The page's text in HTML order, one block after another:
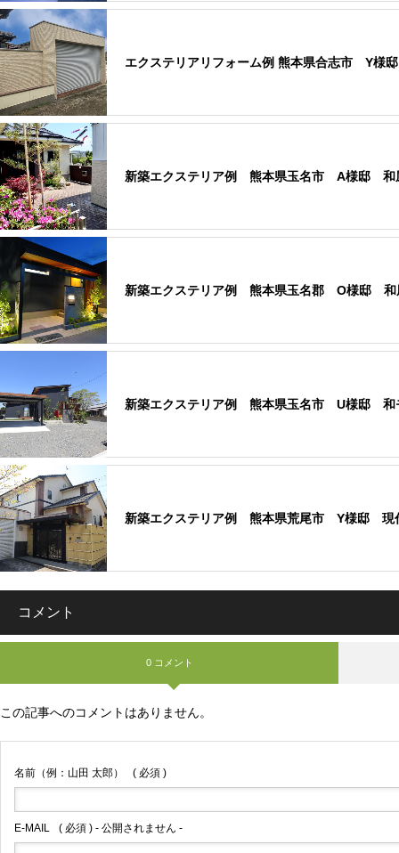
エクステリアリフォーム例 熊本県合志市 Y様
新築エクステリア例 熊本県玉名市 A様邸
新築エクステリア例 熊本県玉名郡 O様邸
新築エクステリア例 熊本県玉名市 U様邸
新築エクステリア例 熊本県荒尾市 Y様邸
コメント
0 コメント
この記事へのコメントはありません。
名前（例：山田 太郎） ( 必須 )
E-MAIL ( 必須 ) - 公開されません -